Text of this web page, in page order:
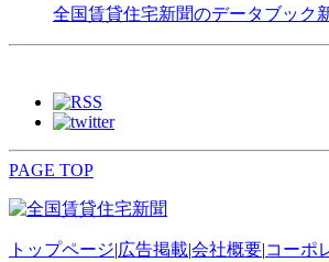
全国賃貸住宅新聞のデータブック
PAGE TOP
トップページ|広告掲載|会社概要|コーポ